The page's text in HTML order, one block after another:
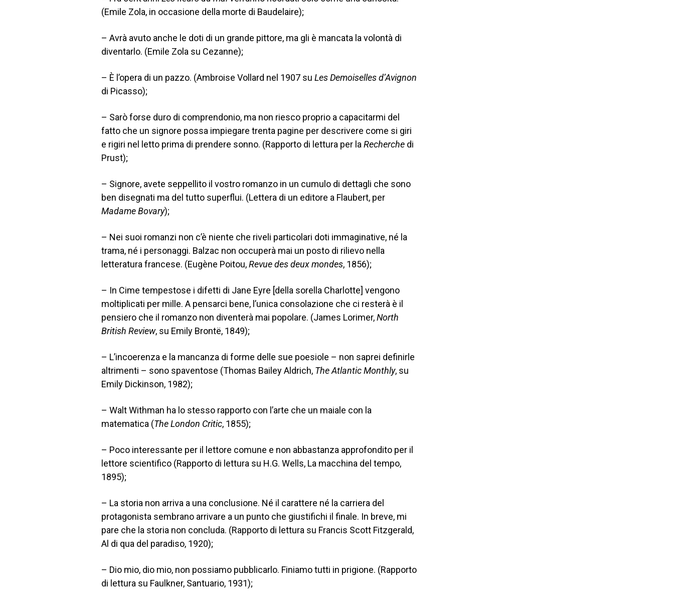
(Emile Zola, in occasione della morte di Baudelaire);
– Avrà avuto anche le doti di un grande pittore, ma gli è mancata la volontà di
diventarlo. (Emile Zola su Cezanne);
– È l’opera di un pazzo. (Ambroise Vollard nel 1907 su Les Demoiselles d’Avignon
di Picasso);
– Sarò forse duro di comprendonio, ma non riesco proprio a capacitarmi del
fatto che un signore possa impiegare trenta pagine per descrivere come si giri
e rigiri nel letto prima di prendere sonno. (Rapporto di lettura per laRecherche di
Prust);
– Signore, avete seppellito il vostro romanzo in un cumulo di dettagli che sono
ben disegnati ma del tutto superflui. (Lettera di un editore a Flaubert, per
Madame Bovary);
– Nei suoi romanzi non c’è niente che riveli particolari doti immaginative, né la
trama, né i personaggi. Balzac non occuperà mai un posto di rilievo nella
letteratura francese. (Eugène Poitou,Revue des deux mondes, 1856);
– In Cime tempestose i difetti di Jane Eyre [della sorella Charlotte] vengono
moltiplicati per mille. A pensarci bene, l’unica consolazione che ci resterà è il
pensiero che il romanzo non diventerà mai popolare. (James Lorimer,North
British Review, su Emily Brontë, 1849);
– L’incoerenza e la mancanza di forme delle sue poesiole – non saprei definirle
altrimenti – sono spaventose (Thomas Bailey Aldrich, The Atlantic Monthly, su
Emily Dickinson, 1982);
– Walt Withman ha lo stesso rapporto con l’arte che un maiale con la
matematica (The London Critic, 1855);
– Poco interessante per il lettore comune e non abbastanza approfondito per il
lettore scientifico (Rapporto di lettura su H.G. Wells, La macchina del tempo,
1895);
– La storia non arriva a una conclusione. Né il carattere né la carriera del
protagonista sembrano arrivare a un punto che giustifichi il finale. In breve, mi
pare che la storia non concluda. (Rapporto di lettura su Francis Scott Fitzgerald,
Al di qua del paradiso, 1920);
– Dio mio, dio mio, non possiamo pubblicarlo. Finiamo tutti in prigione. (Rapporto
di lettura su Faulkner, Santuario, 1931);